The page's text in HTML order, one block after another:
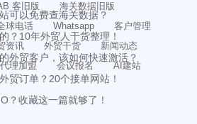
可以免费查海关数据？
？10年外贸人干货整理！
外贸客户，该如何快速激活？
贸订单？20个接单网站！
？收藏这一篇就够了！
客旧版
海关数据旧版
球电话 Whatsapp
客户管理
资讯 外贸干货
新闻动态
代理加盟 会议报名
AI建站